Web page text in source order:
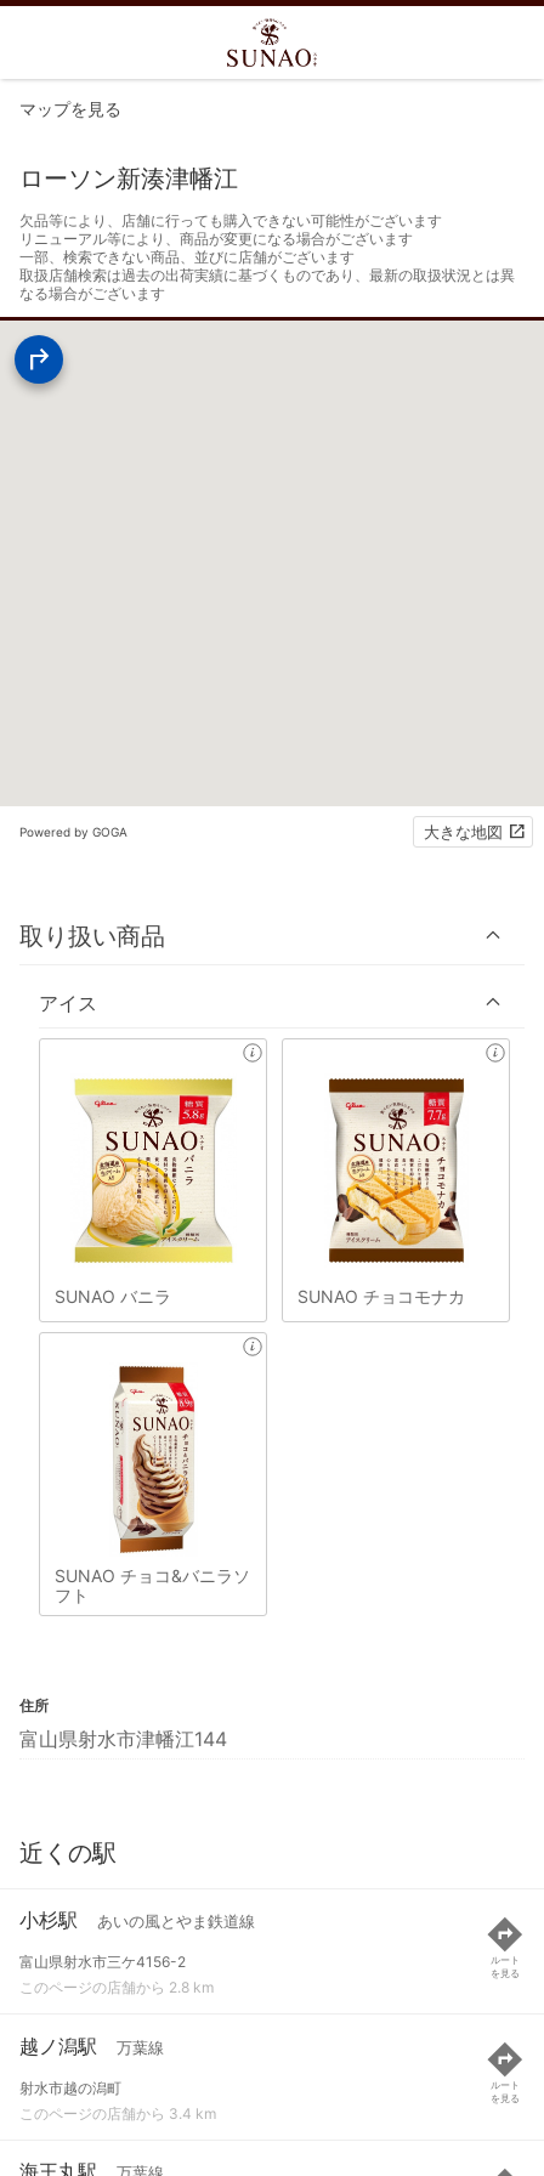
マップを見る
ローソン新湊津幡江
欠品等により、店舗に行っても購入できない可能性がございます
リニューアル等により、商品が変更になる場合がございます
一部、検索できない商品、並びに店舗がございます
取扱店舗検索は過去の出荷実績に基づくものであり、最新の取扱状況とは異
なる場合がございます
Powered by GOGA 大きな地図
取り扱い商品
アイス
SUNAO バニラ SUNAO チョコモナカ
SUNAO チョコ&バニラソ
フト
住所
富山県射水市津幡江144
近くの駅
小杉駅 あいの風とやま鉄道線
富山県射水市三ケ4156-2
このページの店舗から 2.8 km
ルート
を見る
越ノ潟駅 万葉線
射水市越の潟町
このページの店舗から 3.4 km
ルート
を見る
海王丸駅